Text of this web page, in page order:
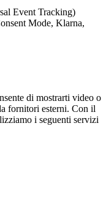
Event Tracking)
Mode, Klarna,
di mostrarti video o
fornitori esterni. Con il
i seguenti servizi